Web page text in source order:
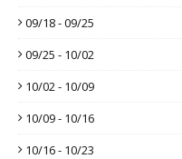
09/18 - 09/25
09/25 - 10/02
10/02 - 10/09
10/09 - 10/16
10/16 - 10/23